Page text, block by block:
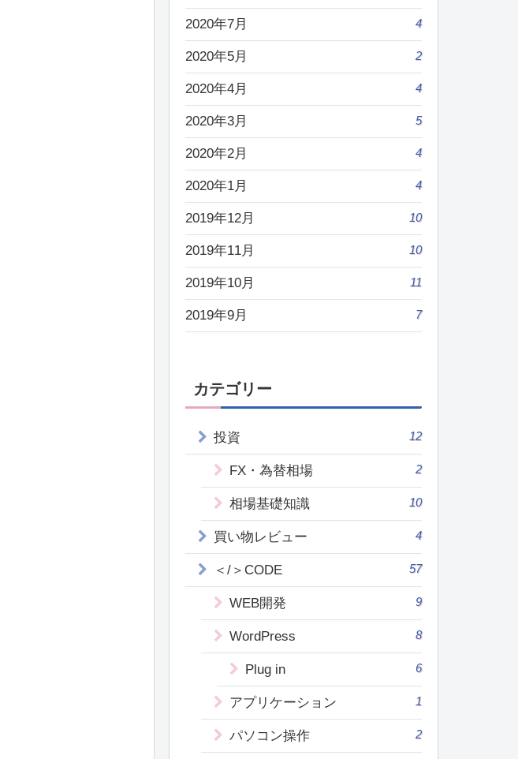
2020年7月 4
2020年5月 2
2020年4月 4
2020年3月 5
2020年2月 4
2020年1月 4
2019年12月 10
2019年11月 10
2019年10月 11
2019年9月 7
カテゴリー
投資 12
FX・為替相場 2
相場基礎知識 10
買い物レビュー 4
＜/＞CODE 57
WEB開発 9
WordPress 8
Plug in 6
アプリケーション 1
パソコン操作 2